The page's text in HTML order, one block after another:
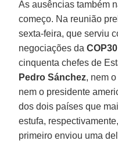
As ausências também
começo. Na reunião
sexta-feira, que serviu
negociações daCOP30
cinquenta chefes de
Pedro Sánchez, nem
nem o presidente
dos dois países que
estufa,
primeiro enviou uma